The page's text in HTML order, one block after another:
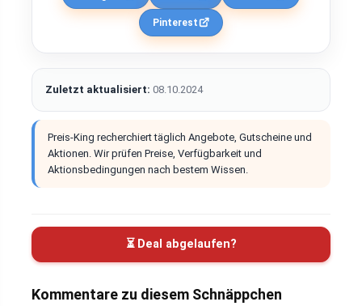
Pinterest
Zuletzt aktualisiert: 08.10.2024
Preis-King recherchiert täglich Angebote, Gutscheine und
Aktionen. Wir prüfen Preise, Verfügbarkeit und
Aktionsbedingungen nach bestem Wissen.
⏳ Deal abgelaufen?
Kommentare zu diesem Schnäppchen